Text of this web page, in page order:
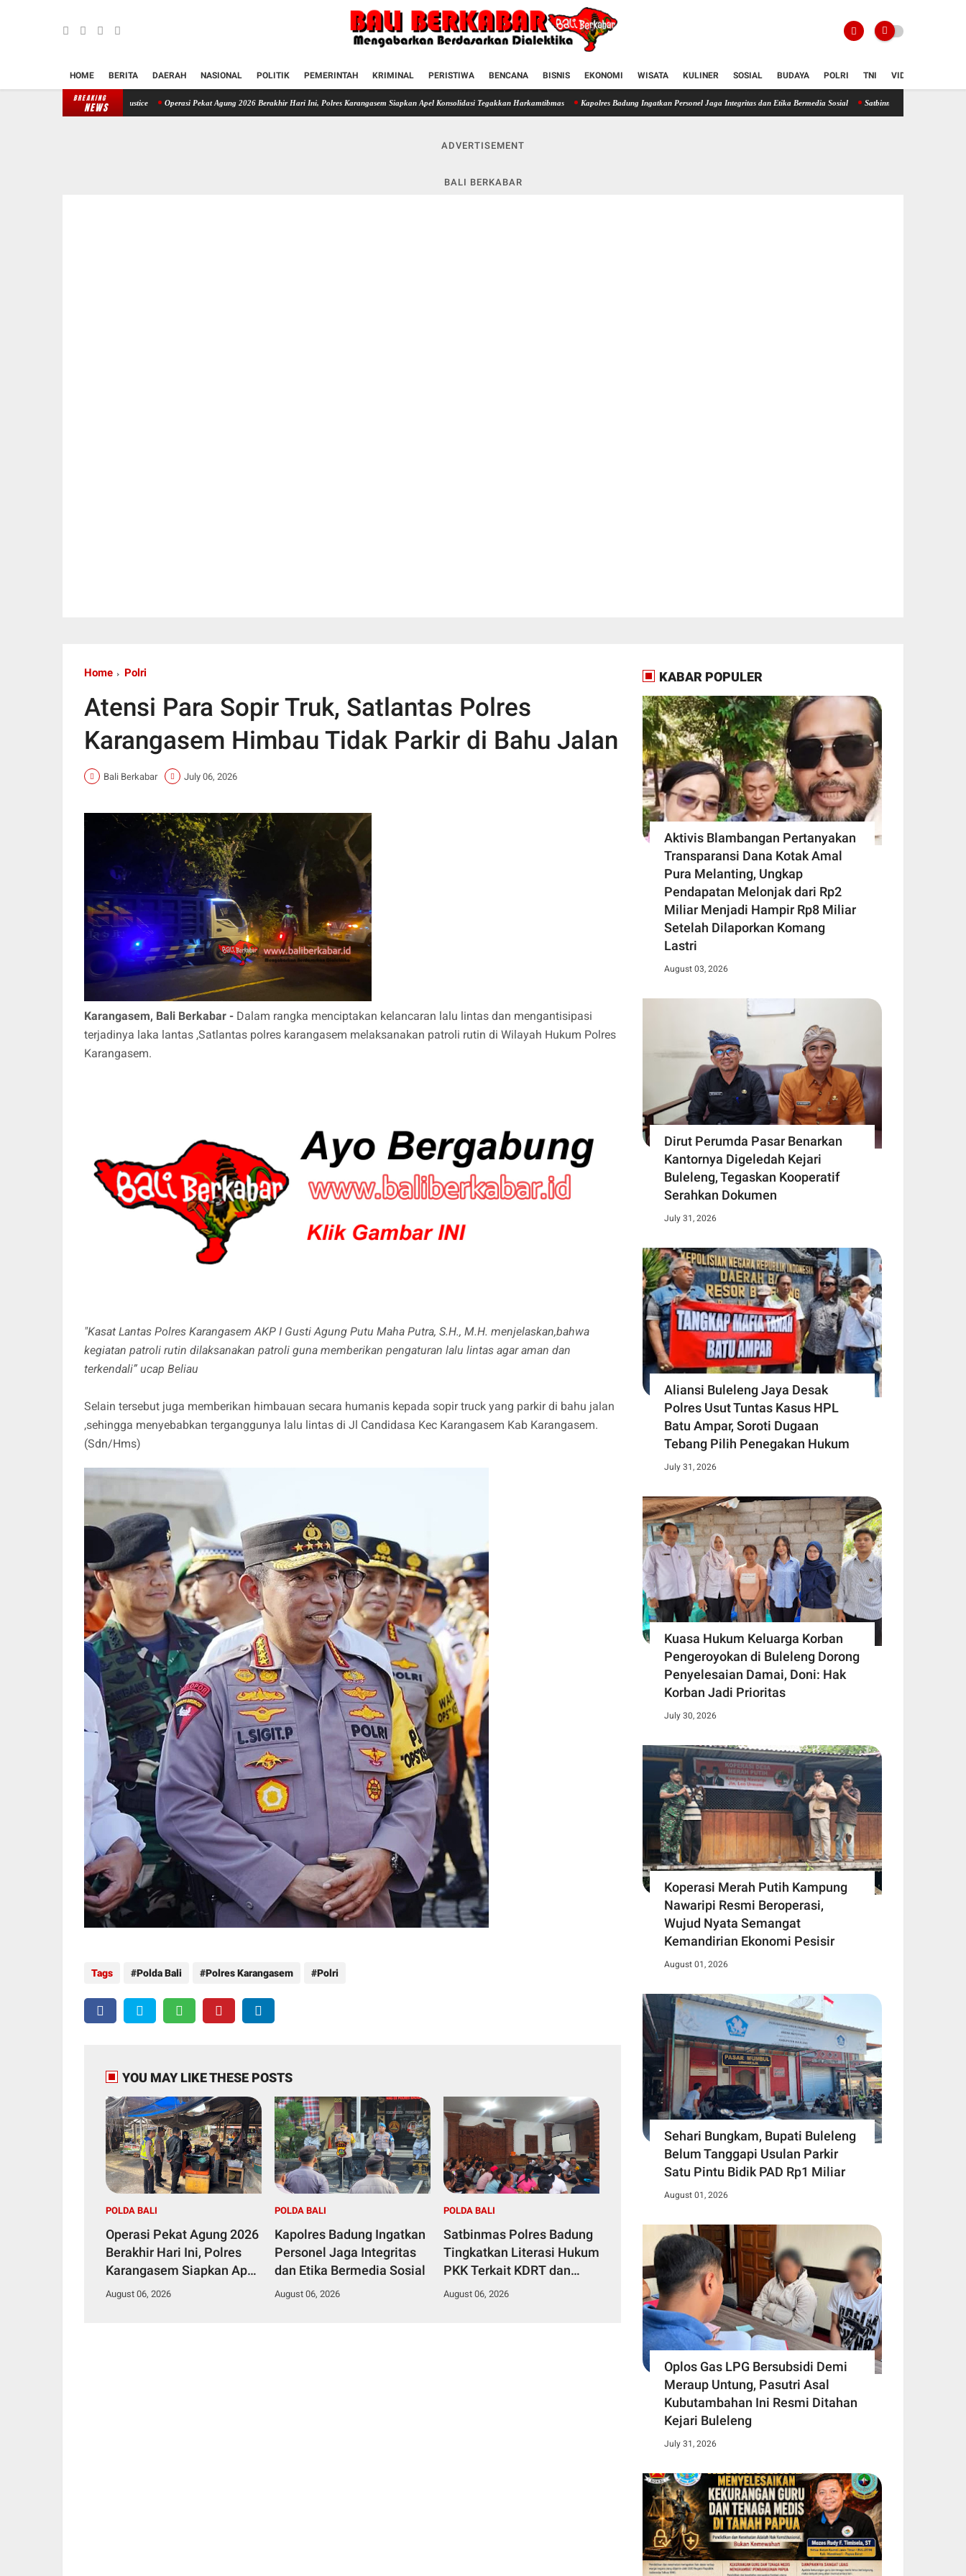
HOME BERITA DAERAH NASIONAL POLITIK PEMERINTAH KRIMINAL PERISTIWA BENCANA BISNIS EKONOMI WISATA KULINER SOSIAL BUDAYA POLRI TNI VIDIO
BREAKING
NEWS
Tempuh Restorative Justice Operasi Pekat Agung 2026 Berakhir Hari Ini, Polres Karangasem Siapkan Apel Konsolidasi Tegakkan Harkamtibmas Kapolres Badung Ingatkan Personel Jaga Integritas dan Etika Bermedia Sosial Satbinmas Polres Badung Tingkatkan
ADVERTISEMENT
BALI BERKABAR
Home Polri
Atensi Para Sopir Truk, Satlantas Polres
Karangasem Himbau Tidak Parkir di Bahu Jalan
Bali Berkabar July 06, 2026
Karangasem, Bali Berkabar - Dalam rangka menciptakan kelancaran lalu lintas dan mengantisipasi
terjadinya laka lantas ,Satlantas polres karangasem melaksanakan patroli rutin di Wilayah Hukum Polres
Karangasem.
"Kasat Lantas Polres Karangasem AKP I Gusti Agung Putu Maha Putra, S.H., M.H. menjelaskan,bahwa
kegiatan patroli rutin dilaksanakan patroli guna memberikan pengaturan lalu lintas agar aman dan
terkendali” ucap Beliau
Selain tersebut juga memberikan himbauan secara humanis kepada sopir truck yang parkir di bahu jalan
,sehingga menyebabkan terganggunya lalu lintas di Jl Candidasa Kec Karangasem Kab Karangasem.
(Sdn/Hms)
Tags Polda Bali Polres Karangasem Polri
YOU MAY LIKE THESE POSTS
POLDA BALI
Operasi Pekat Agung 2026
Berakhir Hari Ini, Polres
Karangasem Siapkan Apel
Konsolidasi Tegakkan
August 06, 2026
POLDA BALI
Kapolres Badung Ingatkan
Personel Jaga Integritas
dan Etika Bermedia Sosial
August 06, 2026
POLDA BALI
Satbinmas Polres Badung
Tingkatkan Literasi Hukum
PKK Terkait KDRT dan
Perlindungan Anak
August 06, 2026
KABAR POPULER
Aktivis Blambangan Pertanyakan
Transparansi Dana Kotak Amal
Pura Melanting, Ungkap
Pendapatan Melonjak dari Rp2
Miliar Menjadi Hampir Rp8 Miliar
Setelah Dilaporkan Komang
Lastri
August 03, 2026
Dirut Perumda Pasar Benarkan
Kantornya Digeledah Kejari
Buleleng, Tegaskan Kooperatif
Serahkan Dokumen
July 31, 2026
Aliansi Buleleng Jaya Desak
Polres Usut Tuntas Kasus HPL
Batu Ampar, Soroti Dugaan
Tebang Pilih Penegakan Hukum
July 31, 2026
Kuasa Hukum Keluarga Korban
Pengeroyokan di Buleleng Dorong
Penyelesaian Damai, Doni: Hak
Korban Jadi Prioritas
July 30, 2026
Koperasi Merah Putih Kampung
Nawaripi Resmi Beroperasi,
Wujud Nyata Semangat
Kemandirian Ekonomi Pesisir
August 01, 2026
Sehari Bungkam, Bupati Buleleng
Belum Tanggapi Usulan Parkir
Satu Pintu Bidik PAD Rp1 Miliar
August 01, 2026
Oplos Gas LPG Bersubsidi Demi
Meraup Untung, Pasutri Asal
Kubutambahan Ini Resmi Ditahan
Kejari Buleleng
July 31, 2026